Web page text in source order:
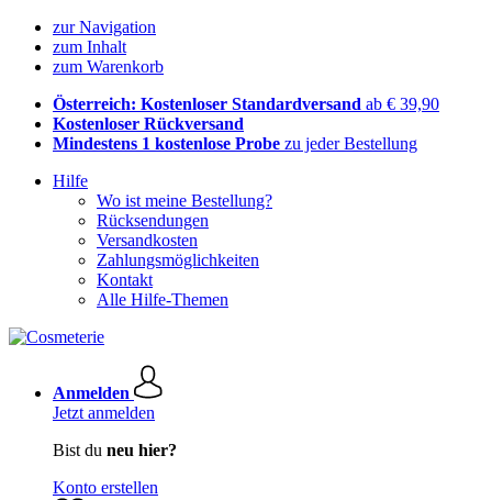
zur Navigation
zum Inhalt
zum Warenkorb
Österreich: Kostenloser Standardversand ab € 39,90
Kostenloser Rückversand
Mindestens 1 kostenlose Probe zu jeder Bestellung
Hilfe
Wo ist meine Bestellung?
Rücksendungen
Versandkosten
Zahlungsmöglichkeiten
Kontakt
Alle Hilfe-Themen
Anmelden
Jetzt anmelden
Bist du neu hier?
Konto erstellen